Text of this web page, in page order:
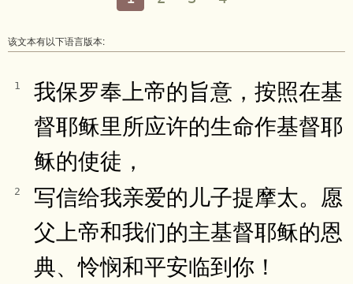
该文本有以下语言版本:
1
我保罗奉上帝的旨意，按照在基
督耶稣里所应许的生命作基督耶
稣的使徒，
2
写信给我亲爱的儿子提摩太。愿
父上帝和我们的主基督耶稣的恩
典、怜悯和平安临到你！